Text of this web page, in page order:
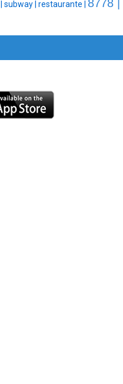
subway | restaurante | 8778 |